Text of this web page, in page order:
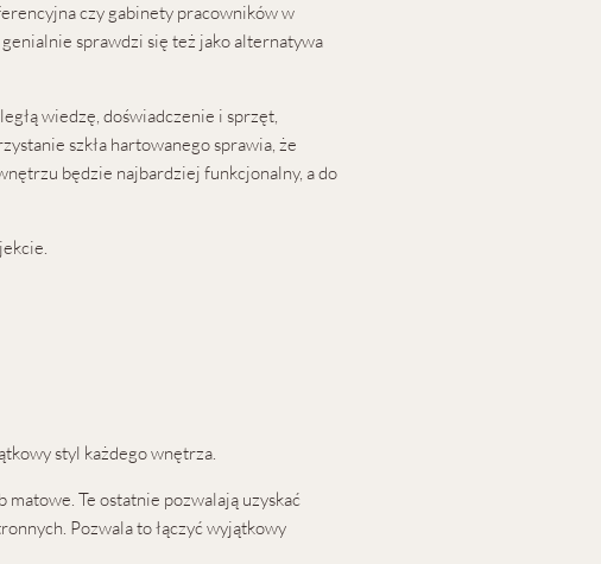
czy gabinety pracowników w
sprawdzi się też jako alternatywa
wiedzę, doświadczenie i sprzęt,
szkła hartowanego sprawia, że
będzie najbardziej funkcjonalny, a do
styl każdego wnętrza.
Te ostatnie pozwalają uzyskać
Pozwala to łączyć wyjątkowy